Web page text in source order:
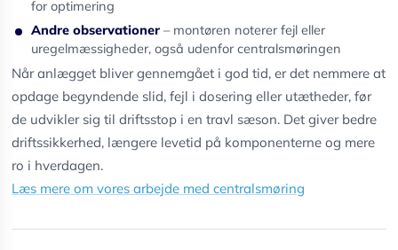
for optimering
Andre observationer – montøren noterer fejl eller
uregelmæssigheder, også udenfor centralsmøringen
Når anlægget bliver gennemgået i god tid, er det nemmere at
opdage begyndende slid, fejl i dosering eller utætheder, før
de udvikler sig til driftsstop i en travl sæson. Det giver bedre
driftssikkerhed, længere levetid på komponenterne og mere
ro i hverdagen.
Læs mere om vores arbejde med centralsmøring